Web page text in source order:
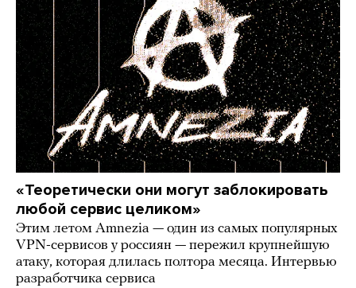
«Теоретически они могут заблокировать
любой сервис целиком»
Этим летом Amnezia — один из самых популярных
VPN-сервисов у россиян — пережил крупнейшую
атаку, которая длилась полтора месяца. Интервью
разработчика сервиса